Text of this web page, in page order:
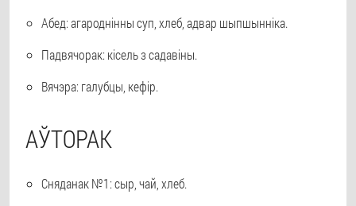
Абед: агароднінны суп, хлеб, адвар шыпшынніка.
Падвячорак: кісель з садавіны.
Вячэра: галубцы, кефір.
АЎТОРАК
Сняданак №1: сыр, чай, хлеб.